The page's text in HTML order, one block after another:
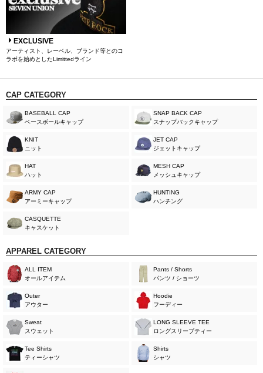
EXCLUSIVE
アーティスト、レーベル、ブランド等とのコ
ラボを始めとしたLimittedライン
CAP CATEGORY
BASEBALL CAP
ベースボールキャップ
SNAP BACK CAP
スナップバックキャップ
KNIT
ニット
JET CAP
ジェットキャップ
HAT
ハット
MESH CAP
メッシュキャップ
ARMY CAP
アーミーキャップ
HUNTING
ハンチング
CASQUETTE
キャスケット
APPAREL CATEGORY
ALL ITEM
オールアイテム
Pants / Shorts
パンツ / ショーツ
Outer
アウター
Hoodie
フーディー
Sweat
スウェット
LONG SLEEVE TEE
ロングスリーブティー
Tee Shirts
ティーシャツ
Shirts
シャツ